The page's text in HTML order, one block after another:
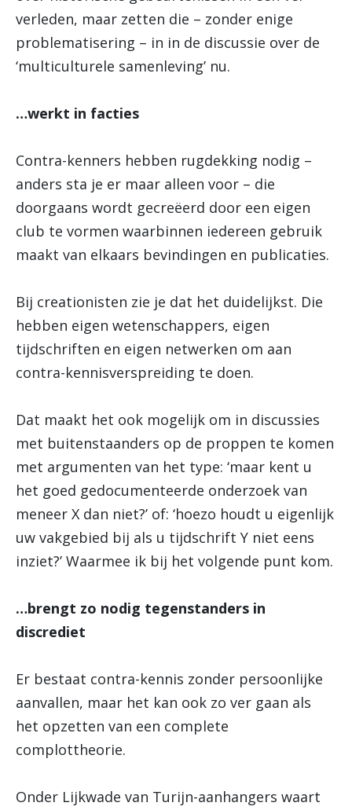
verleden, maar zetten die – zonder enige
problematisering – in in de discussie over de
‘multiculturele samenleving’ nu.
…werkt in facties
Contra-kenners hebben rugdekking nodig –
anders sta je er maar alleen voor – die
doorgaans wordt gecreëerd door een eigen
club te vormen waarbinnen iedereen gebruik
maakt van elkaars bevindingen en publicaties.
Bij creationisten zie je dat het duidelijkst. Die
hebben eigen wetenschappers, eigen
tijdschriften en eigen netwerken om aan
contra-kennisverspreiding te doen.
Dat maakt het ook mogelijk om in discussies
met buitenstaanders op de proppen te komen
met argumenten van het type: ‘maar kent u
het goed gedocumenteerde onderzoek van
meneer X dan niet?’ of: ‘hoezo houdt u eigenlijk
uw vakgebied bij als u tijdschrift Y niet eens
inziet?’ Waarmee ik bij het volgende punt kom.
…brengt zo nodig tegenstanders in
discrediet
Er bestaat contra-kennis zonder persoonlijke
aanvallen, maar het kan ook zo ver gaan als
het opzetten van een complete
complottheorie.
Onder Lijkwade van Turijn-aanhangers waart